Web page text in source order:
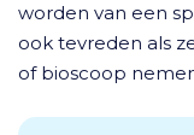
worden van een
ook tevreden als
of bioscoop